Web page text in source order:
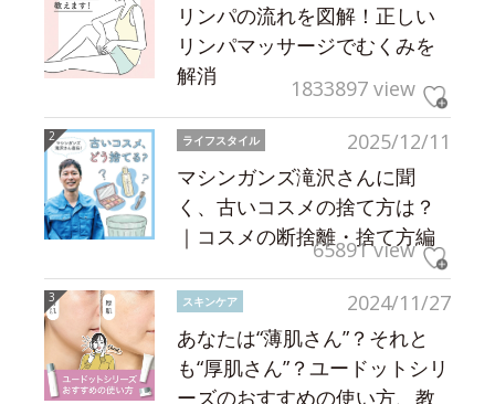
リンパの流れを図解！正しい
リンパマッサージでむくみを
解消
1833897 view
2025/12/11
ライフスタイル
マシンガンズ滝沢さんに聞
く、古いコスメの捨て方は？
｜コスメの断捨離・捨て方編
65891 view
2024/11/27
スキンケア
あなたは“薄肌さん”？それと
も“厚肌さん”？ユードットシリ
ーズのおすすめの使い方、教